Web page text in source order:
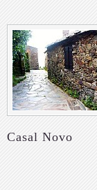
Casal Novo